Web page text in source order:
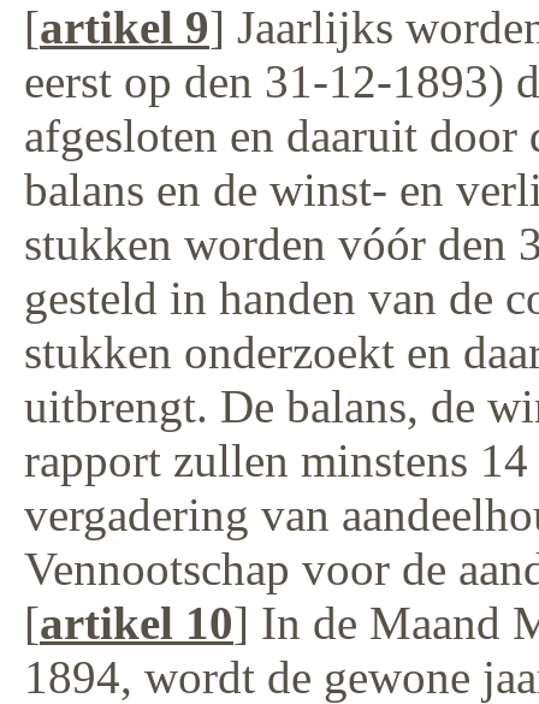
[artikel 9] Jaarlijks
eerst op den 31-12-1893)
afgesloten en daaruit door
balans en de winst- en
stukken worden vóór den
gesteld in handen van de
stukken onderzoekt en
uitbrengt. De balans, de
rapport zullen minstens
vergadering van
Vennootschap voor de
[artikel 10] In de Maand
1894, wordt de gewone